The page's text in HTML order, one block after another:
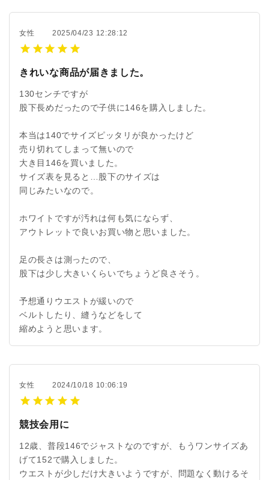
女性 2025/04/23 12:28:12
きれいな商品が届きました。
130センチですが
股下長めだったので子供に146を購入しました。
本当は140でサイズピッタリが良かったけど
売り切れてしまって無いので
大き目146を買いました。
サイズ表を見ると…股下のサイズは
同じみたいなので。
ホワイトですが汚れは何も気にならず、
アウトレットで良いお買い物と思いました。
足の長さは測ったので、
股下は少し大きいくらいでちょうど良さそう。
予想通りウエストが緩いので
ベルトしたり、縫うなどをして
縮めようと思います。
女性 2024/10/18 10:06:19
競技会用に
12歳、普段146でジャストなのですが、もうワンサイズあ
げて152で購入しました。
ウエストが少しだけ大きいようですが、問題なく動けるそ